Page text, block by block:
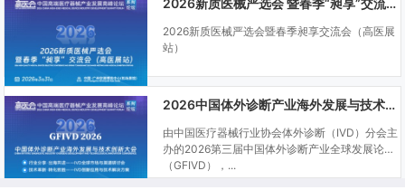
2026新质医械严选会暨春季昶享交流会（高医展
站）
2026中国体外诊断产业海外发展与技术创新大会
由中国医疗器械行业协会体外诊断（IVD）分会主
办的2026第三届中国体外诊断产业全球发展论坛
（GFIVD），...